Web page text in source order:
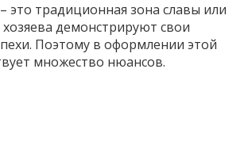
это традиционная зона славы или
демонстрируют свои
Поэтому в оформлении этой
множество нюансов.